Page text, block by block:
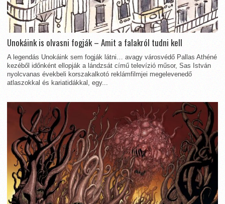
Unokáink is olvasni fogják – Amit a falakról tudni kell
A legendás Unokáink sem fogják látni… avagy városvédő Pallas Athéné
kezéből időnként ellopják a lándzsát című televízió műsor, Sas István
nyolcvanas évekbeli korszakalkotó reklámfilmjei megelevenedő
atlaszokkal és kariatidákkal, egy...